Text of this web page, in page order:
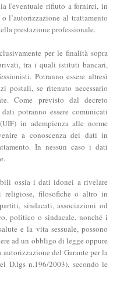
l'eventuale rifiuto a fornirci, in
l’autorizzazione al trattamento
prestazione professionale.
per le finalità sopra
tra i quali istituti bancari,
Potranno essere altresì
postali, se ritenuto necessario
Come previsto dal decreto
potranno essere comunicati
in adempienza alle norme
a conoscenza dei dati in
In nessun caso i dati
ossia i dati idonei a rivelare
religiose, filosofiche o altro in
sindacati, associazioni od
politico o sindacale, nonché i
e la vita sessuale, possono
ad un obbligo di legge oppure
del Garante per la
D.lgs n.196/2003), secondo le